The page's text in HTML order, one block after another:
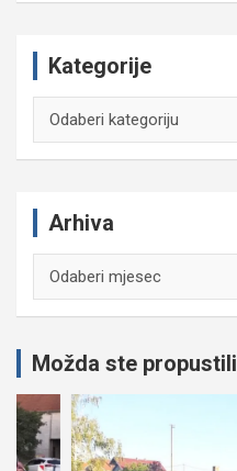
Kategorije
Arhiva
Možda ste propustili